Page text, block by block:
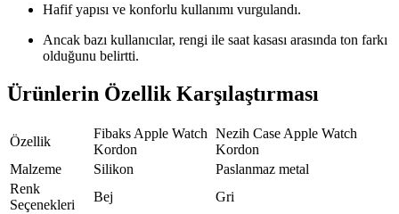
Hafif yapısı ve konforlu kullanımı vurgulandı.
Ancak bazı kullanıcılar, rengi ile saat kasası arasında ton farkı
olduğunu belirtti.
Ürünlerin Özellik Karşılaştırması
Özellik
Fibaks Apple Watch
Kordon
Nezih Case Apple Watch
Kordon
Malzeme
Silikon
Paslanmaz metal
Renk
Seçenekleri
Bej
Gri